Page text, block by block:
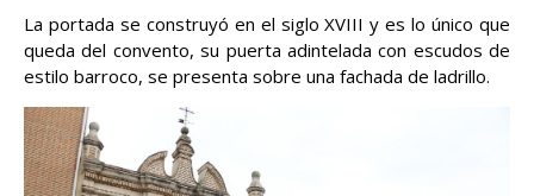
La portada se construyó en el siglo XVIII y es lo único que
queda del convento, su puerta adintelada con escudos de
estilo barroco, se presenta sobre una fachada de ladrillo.